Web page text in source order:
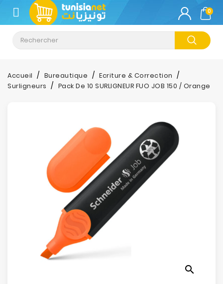
CATÉGORIE
Climatisation
Informatique
Stockage
Electroménager
Bureautique
0
Accueil Bureautique
Ecriture & Correction
Surligneurs
Pack De 10 SURLIGNEUR FUO JOB 150 / Orange
search